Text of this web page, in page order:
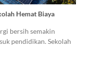
Hemat Biaya
bersih semakin
pendidikan. Sekolah